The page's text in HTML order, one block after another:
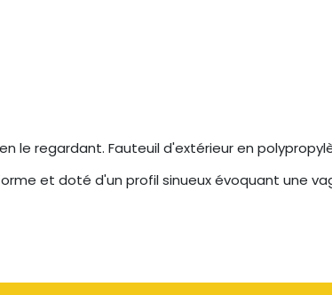
le regardant. Fauteuil d'extérieur en
et doté d'un profil sinueux évoquant une